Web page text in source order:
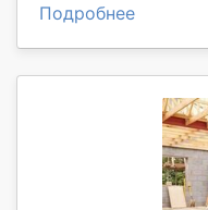
Подробнее